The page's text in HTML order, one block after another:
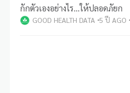
กักตัวเองอย่างไร...ให้ปลอดภัยก
GOOD HEALTH DATA 5 ปี AGO